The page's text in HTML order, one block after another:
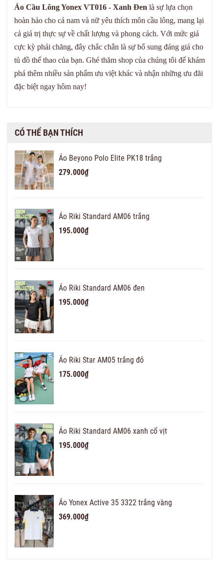
Áo Cầu Lông Yonex VT016 - Xanh Đen là sự lựa chọn
hoàn hảo cho cả nam và nữ yêu thích môn cầu lông, mang lại
cả giá trị thực sự về chất lượng và phong cách. Với mức giá
cực kỳ phải chăng, đây chắc chắn là sự bổ sung đáng giá cho
tủ đồ thể thao của bạn. Ghé thăm shop của chúng tôi để khám
phá thêm nhiều sản phẩm ưu việt khác và nhận những ưu đãi
đặc biệt ngay hôm nay!
CÓ THỂ BẠN THÍCH
Áo Beyono Polo Elite PK18 trắng
279.000₫
Áo Riki Standard AM06 trắng
195.000₫
Áo Riki Standard AM06 đen
195.000₫
Áo Riki Star AM05 trắng đỏ
175.000₫
Áo Riki Standard AM06 xanh cổ vịt
195.000₫
Áo Yonex Active 35 3322 trắng vàng
369.000₫